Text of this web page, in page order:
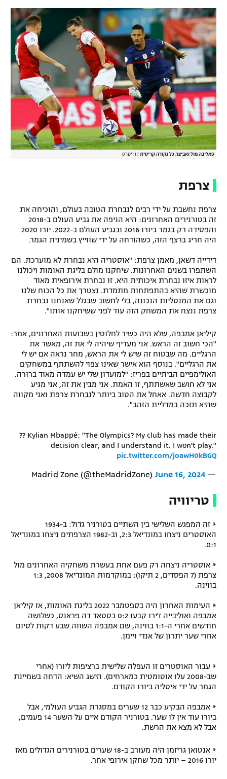
סאליבה מול זאביצר. כל נקודה קריטית רויטרס
צרפת
צרפת נחשבת על ידי רבים לנבחרת הטובה בעולם, והוכיחה את
זה בטורנירים האחרונים: היא הניפה את גביע העולם ב-2018
והפסידה רק בגמר ביורו 2016 ובגביע העולם ב-2022. יורו 2020
היה חריג ברצף הזה, כשהודחה על ידי שווייץ בשמינית הגמר.
דידייה דשאן, מאמן צרפת: "אוסטריה היא נבחרת לא מוערכת. הם
השתפרו בשנים האחרונות. שיחקנו מולם בליגת האומות ויכולנו
לראות איזו נבחרת איכותית היא. זו נבחרת אירופאית מאוד
מוכשרת שהיא בהתפתחות מתמדת. נצטרך את כל הכוח שלנו
וגם את המנטליות הנכונה, בלי לחשוב שבגלל שאנחנו נבחרת
צרפת ננצח את המשחק הזה עוד לפני ששיחקנו אותו".
קיליאן אמבפה, שלא היה כשיר לחלוטין בשבועות האחרונים, אמר:
"הכי חשוב זה הראש. אני מעדיף שיהיה לי את זה, מאשר את
הרגליים. מה שבטוח זה שיש לי את הראש, מחר נראה אם יש לי
את הרגליים". בנוסף הוא אישר שאינו צפוי להשתתף במשחקים
האולימפיים הביתיים בפריז: "למועדון שלי יש עמדה מאוד ברורה.
אני לא חושב שאשתתף, זו האמת. אני מבין את זה, אני מגיע
לקבוצה חדשה. אאחל את הטוב ביותר לנבחרת צרפת ואני מקווה
שהיא תזכה במדליית הזהב".
??️ Kylian Mbappé: "The Olympics? My club has made their
decision clear, and I understand it. I won't play."
pic.twitter.com/joawH0kBGQ
— Madrid Zone (@theMadridZone)
June 16, 2024
טריוויה
* זה המפגש השלישי בין השתיים בטורניר גדול: ב-1934
האוסטרים ניצחו במונדיאל 2:3, וב-1982 הצרפתים ניצחו במונדיאל
0:1.
* אוסטריה ניצחה רק פעם אחת בעשרת משחקיה האחרונים מול
צרפת (7 הפסדים, 2 תיקו): במוקדמות המונדיאל 2008, 1:3
בווינה.
* העימות האחרון היה בספטמבר 2022 בליגת האומות, אז קיליאן
אמבפה ואוליבייה ז'ירו קבעו 0:2 בסטאד דה פראנס, כשלושה
חודשים אחרי ה-1:1 בווינה, שם אמבפה השווה שבע דקות לסיום
אחרי שער יתרון של אנדי ויימן.
* עבור האוסטרים זו העפלה שלישית ברציפות ליורו (אחרי
שב-2008 עלו אוטומטית כמארחים). הישג השיא: הדחה בשמיינת
הגמר על ידי איטליה ביורו הקודם.
* אמבפה הבקיע כבר 12 שערים במסגרת הגביע העולמי, אבל
ביורו עוד אין לו שער. בטורניר הקודם איים על השער 14 פעמים,
אבל לא מצא את הרשת.
* אנטואן גריזמן היה מעורב ב-18 שערים בטורנירים הגדולים מאז
יורו 2016 – יותר מכל שחקן אירופי אחר.